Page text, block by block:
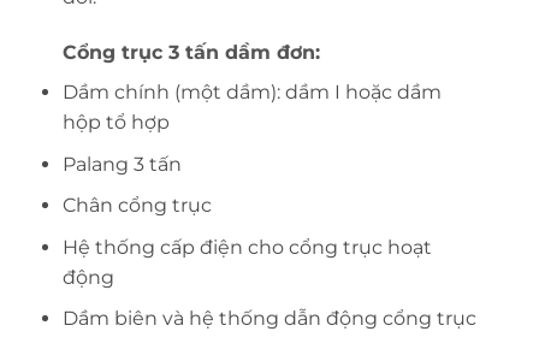
Cổng trục 3 tấn dầm đơn:
Dầm chính (một dầm): dầm I hoặc dầm
hộp tổ hợp
Palang 3 tấn
Chân cổng trục
Hệ thống cấp điện cho cổng trục hoạt
động
Dầm biên và hệ thống dẫn động cổng trục